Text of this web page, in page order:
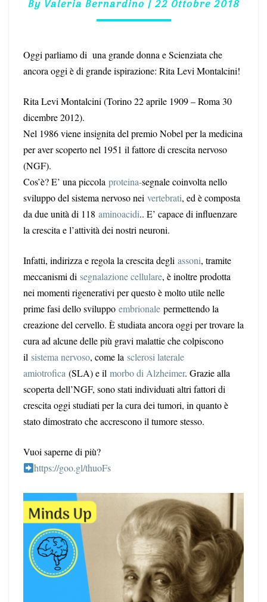
By Valeria Bernardino |22 Ottobre 2018
Oggi parliamo di una grande donna e Scienziata che
ancora oggi è di grande ispirazione: Rita Levi Montalcini!
Rita Levi Montalcini (Torino 22 aprile 1909 – Roma 30
dicembre 2012).
Nel 1986 viene insignita del premio Nobel per la medicina
per aver scoperto nel 1951 il fattore di crescita nervoso
(NGF).
Cos’è? E’ una piccola proteina-segnale coinvolta nello
sviluppo del sistema nervoso nei vertebrati, ed è composta
da due unità di 118 aminoacidi.. E’ capace di influenzare
la crescita e l’attività dei nostri neuroni.
Infatti, indirizza e regola la crescita degli assoni, tramite
meccanismi di segnalazione cellulare, è inoltre prodotta
nei momenti rigenerativi per questo è molto utile nelle
prime fasi dello sviluppo embrionale permettendo la
creazione del cervello. È studiata ancora oggi per trovare la
cura ad alcune delle più gravi malattie che colpiscono
il sistema nervoso, come la sclerosi laterale
amiotrofica (SLA) e il morbo di Alzheimer. Grazie alla
scoperta dell’NGF, sono stati individuati altri fattori di
crescita oggi studiati per la cura dei tumori, in quanto è
stato dimostrato che accrescono il tumore stesso.
Vuoi saperne di più?
https://goo.gl/thuoFs